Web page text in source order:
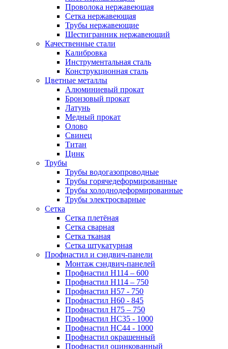
Проволока нержавеющая
Сетка нержавеющая
Трубы нержавеющие
Шестигранник нержавеющий
Качественные стали
Калибровка
Инструментальная сталь
Конструкционная сталь
Цветные металлы
Алюминиевый прокат
Бронзовый прокат
Латунь
Медный прокат
Олово
Свинец
Титан
Цинк
Трубы
Трубы водогазопроводные
Трубы горячедеформированные
Трубы холоднодеформированные
Трубы электросварные
Сетка
Сетка плетёная
Сетка сварная
Сетка тканая
Сетка штукатурная
Профнастил и сэндвич-панели
Монтаж сэндвич-панелей
Профнастил Н114 – 600
Профнастил Н114 – 750
Профнастил Н57 - 750
Профнастил Н60 - 845
Профнастил Н75 – 750
Профнастил НС35 - 1000
Профнастил НС44 - 1000
Профнастил окрашенный
Профнастил оцинкованный